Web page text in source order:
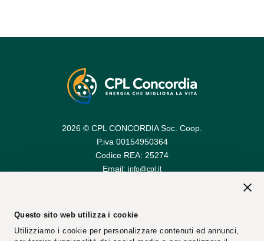
Questo sito web utilizza i cookie
Utilizziamo i cookie per personalizzare contenuti ed annunci,
2026 © CPL CONCORDIA Soc. Coop.
P.iva 00154950364
Codice REA: 25274
Email: info@cpl.it